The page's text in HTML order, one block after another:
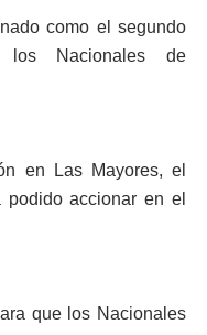
como el segundo
los Nacionales de
en Las Mayores, el
accionar en el
que los Nacionales